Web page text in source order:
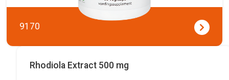
9170
Rhodiola Extract 500 mg